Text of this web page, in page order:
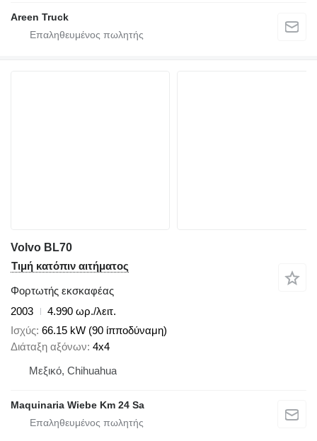
Areen Truck
Volvo BL70
Τιμή κατόπιν αιτήματος
Φορτωτής εκσκαφέας
2003
4.990 ωρ./λειτ.
Ισχύς 66.15 kW (90 ίπποδύναμη)
Διάταξη αξόνων 4x4
Μεξικό, Chihuahua
Maquinaria Wiebe Km 24 Sa